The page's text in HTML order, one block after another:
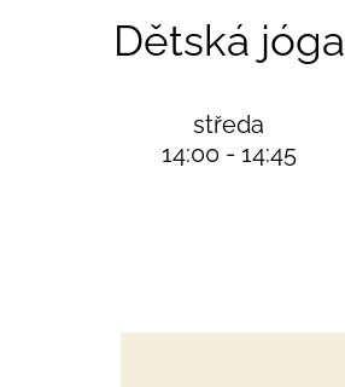
Dětská jóga
středa
14:00 - 14:45